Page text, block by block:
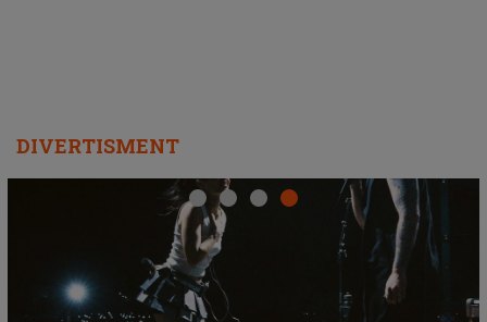
DIVERTISMENT